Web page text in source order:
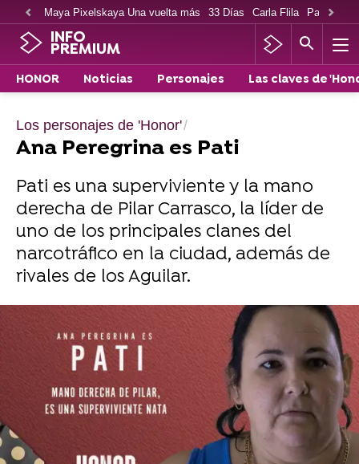
Maya Pixelskaya Una vuelta más 33 Días Carla Flila Paco
INFO
PREMIUM
HONOR Noticias Personajes Las claves de
Los personajes de 'Honor'
Ana Peregrina es Pati
Pati es una superviviente y la mano
derecha de Pilar Carrasco, la líder de
uno de los principales clanes del
narcotráfico en la ciudad, además de
rivales de los Aguilar.